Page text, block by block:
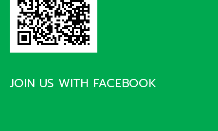
JOIN US WITH FACEBOOK